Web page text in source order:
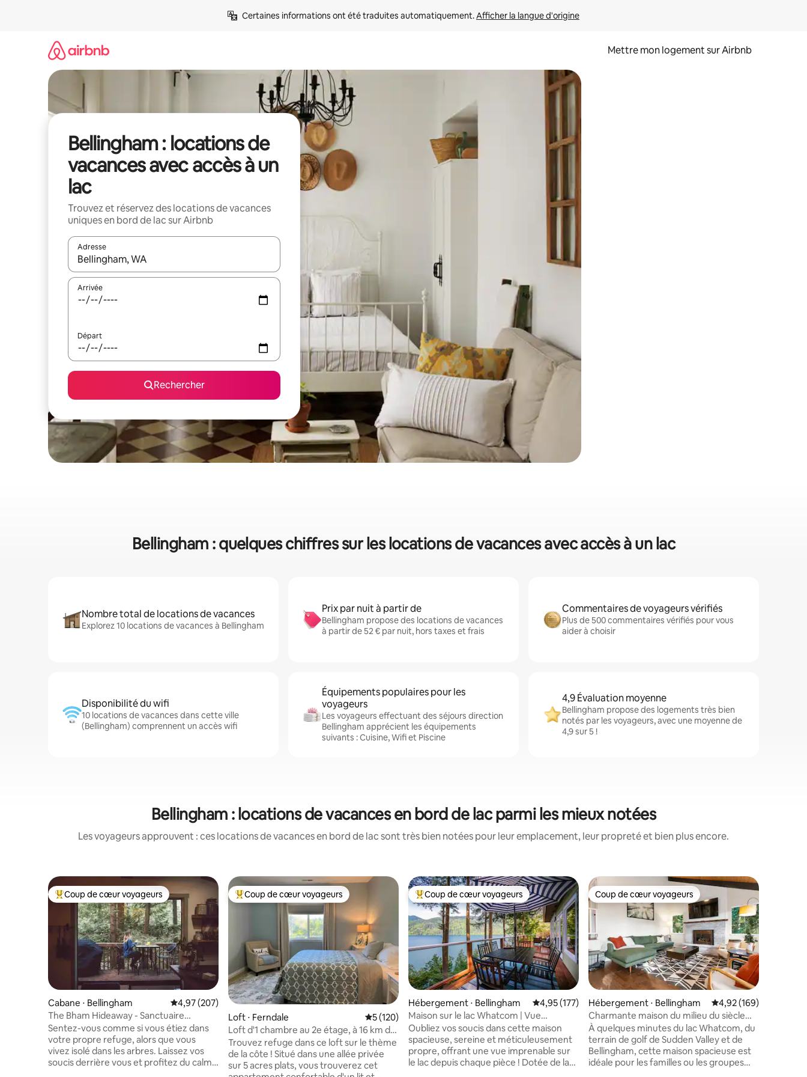
Certaines informations ont été traduites automatiquement. Afficher la langue d'origine
Mettre mon logement sur Airbnb
Bellingham : locations de
vacances avec accès à un
lac
Trouvez et réservez des locations de vacances
uniques en bord de lac sur Airbnb
Adresse
Lorsque les résultats s'affichent, utilisez les flèches vers le haut et vers le bas pour les parcourir ou en appuyant et en faisant glisser.
Arrivée
Départ
Rechercher
Bellingham : quelques chiffres sur les locations de vacances avec accès à un lac
Nombre total de locations de vacances
Explorez 10 locations de vacances à Bellingham
Prix par nuit à partir de
Bellingham propose des locations de vacances
à partir de 52 € par nuit, hors taxes et frais
Commentaires de voyageurs vérifiés
Plus de 500 commentaires vérifiés pour vous
aider à choisir
Disponibilité du wifi
10 locations de vacances dans cette ville
(Bellingham) comprennent un accès wifi
Équipements populaires pour les
voyageurs
Les voyageurs effectuant des séjours direction
Bellingham apprécient les équipements
suivants : Cuisine, Wifi et Piscine
4,9 Évaluation moyenne
Bellingham propose des logements très bien
notés par les voyageurs, avec une moyenne de
4,9 sur 5 !
Bellingham : locations de vacances en bord de lac parmi les mieux notées
Les voyageurs approuvent : ces locations de vacances en bord de lac sont très bien notées pour leur emplacement, leur propreté et bien plus encore.
Coups de cœur voyageurs les plus appréciés
Coup de cœur voyageurs
Cabane ⋅ Bellingham Évaluation moyenne sur la base de 207 commentaires : 4,97 sur 5
4,97 (207)
The Bham Hideaway - Sanctuaire
confortable dans une cabane dans les
arbres !
Sentez-vous comme si vous étiez dans
votre propre refuge, alors que vous
vivez isolé dans les arbres. Laissez vos
soucis derrière vous et profitez du calme
Coups de cœur voyageurs les plus appréciés
Coup de cœur voyageurs
Loft ⋅ Ferndale Évaluation moyenne sur la base de 120 commentaires : 5 sur 5
5 (120)
Loft d'1 chambre au 2e étage, à 16 km de
Bellingham et de la frontière
Trouvez refuge dans ce loft sur le thème
de la côte ! Situé dans une allée privée
sur 5 acres plats, vous trouverez cet
Coups de cœur voyageurs les plus appréciés
Coup de cœur voyageurs
Hébergement ⋅ Bellingham Évaluation moyenne sur la base de 177 commentaires : 4,95 sur 5
4,95 (177)
Maison sur le lac Whatcom | Vue
imprenable sur le lac, kayaks et
climatisation
Oubliez vos soucis dans cette maison
spacieuse, sereine et méticuleusement
propre, offrant une vue imprenable sur
le lac depuis chaque pièce ! Dotée de la
Coup de cœur voyageurs
Coup de cœur voyageurs
Hébergement ⋅ Bellingham Évaluation moyenne
4,92 (169)
Charmante maison du milieu du siècle
avec vue sur le lac et jacuzzi
À quelques minutes du lac Whatcom, du
terrain de golf de Sudden Valley et de
Bellingham, cette maison spacieuse est
idéale pour les familles ou les groupes